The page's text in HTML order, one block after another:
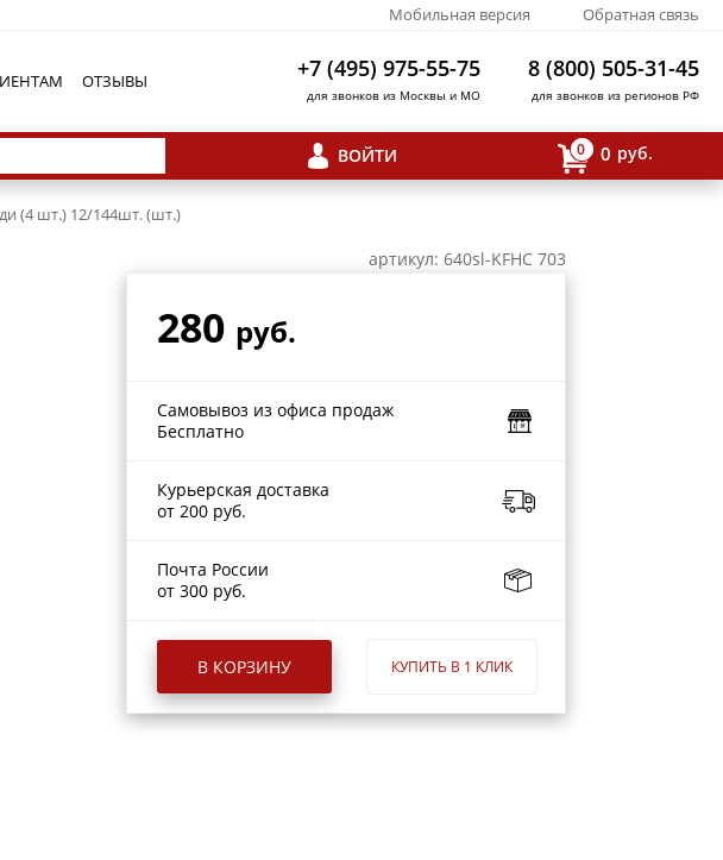
Мобильная версия Обратная связь
ОТЗЫВЫ +7 (495) 975-55-75
для звонков из Москвы и МО
8 (800) 505-31-45
для звонков из регионов РФ
ВОЙТИ 0 0 руб.
(4 шт.) 12/144шт. (шт.)
артикул: 640sl-KFHC 703
280 руб.
Самовывоз из офиса продаж
Бесплатно
Курьерская доставка
от 200 руб.
Почта России
от 300 руб.
В КОРЗИНУ КУПИТЬ В 1 КЛИК